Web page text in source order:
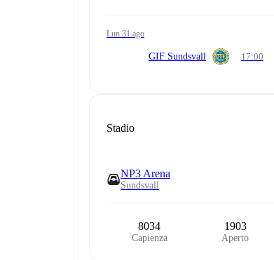
lun 31 ago
GIF Sundsvall 17:00
Stadio
NP3 Arena
Sundsvall
8034
Capienza
1903
Aperto